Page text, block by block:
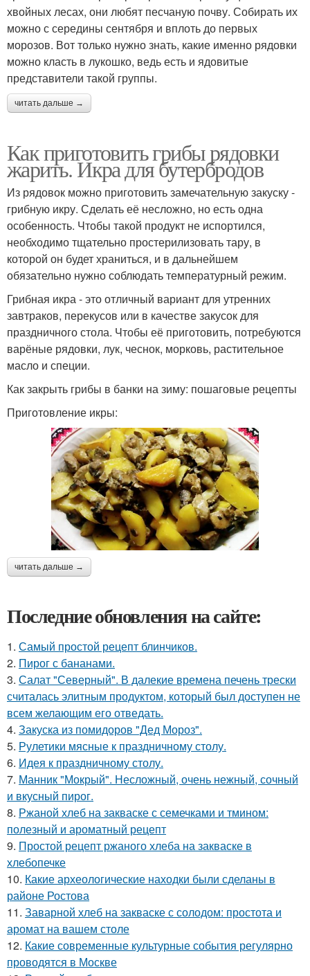
хвойных лесах, они любят песчаную почву. Собирать их
можно с середины сентября и вплоть до первых
морозов. Вот только нужно знать, какие именно рядовки
можно класть в лукошко, ведь есть и ядовитые
представители такой группы.
читать дальше →
Как приготовить грибы рядовки
жарить. Икра для бутербродов
Из рядовок можно приготовить замечательную закуску -
грибную икру. Сделать её несложно, но есть одна
особенность. Чтобы такой продукт не испортился,
необходимо тщательно простерилизовать тару, в
которой он будет храниться, и в дальнейшем
обязательно нужно соблюдать температурный режим.
Грибная икра - это отличный вариант для утренних
завтраков, перекусов или в качестве закусок для
праздничного стола. Чтобы её приготовить, потребуются
варёные рядовки, лук, чеснок, морковь, растительное
масло и специи.
Как закрыть грибы в банки на зиму: пошаговые рецепты
Приготовление икры:
читать дальше →
Последние обновления на сайте:
1. Самый простой рецепт блинчиков.
2. Пирог с бананами.
3. Салат "Северный". В далекие времена печень трески
считалась элитным продуктом, который был доступен не
всем желающим его отведать.
4. Закуска из помидоров "Дед Мороз".
5. Рулетики мясные к праздничному столу.
6. Идея к праздничному столу.
7. Манник "Мокрый". Несложный, очень нежный, сочный
и вкусный пирог.
8. Ржаной хлеб на закваске с семечками и тмином:
полезный и ароматный рецепт
9. Простой рецепт ржаного хлеба на закваске в
хлебопечке
10. Какие археологические находки были сделаны в
районе Ростова
11. Заварной хлеб на закваске с солодом: простота и
аромат на вашем столе
12. Какие современные культурные события регулярно
проводятся в Москве